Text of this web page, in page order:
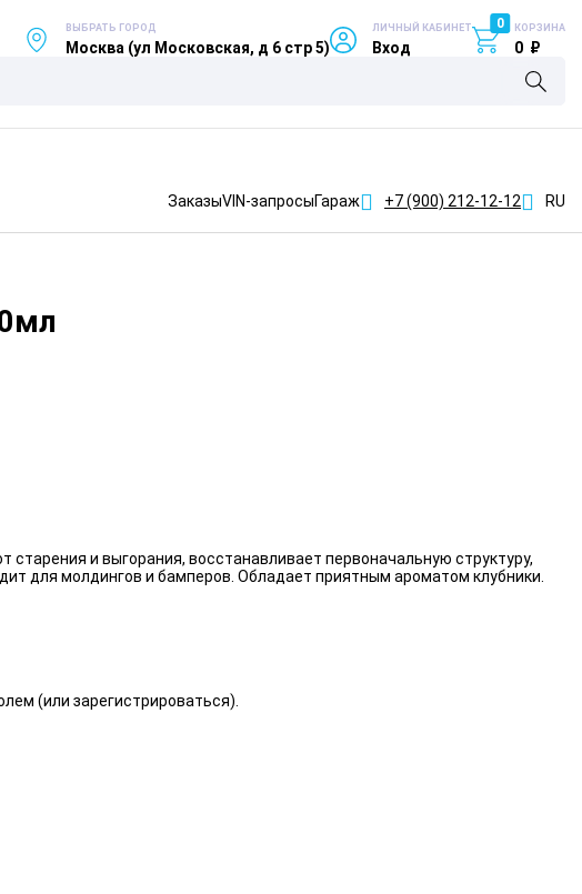
ВЫБРАТЬ ГОРОД
Москва (ул Московская, д 6 стр 5)
ЛИЧНЫЙ КАБИНЕТ
Вход
0 КОРЗИНА
0 ₽
ЗаказыVIN-запросыГараж +7 (900) 212-12-12 RU
и выгорания, восстанавливает первоначальную структуру,
для молдингов и бамперов. Обладает приятным ароматом клубники.
(или зарегистрироваться).